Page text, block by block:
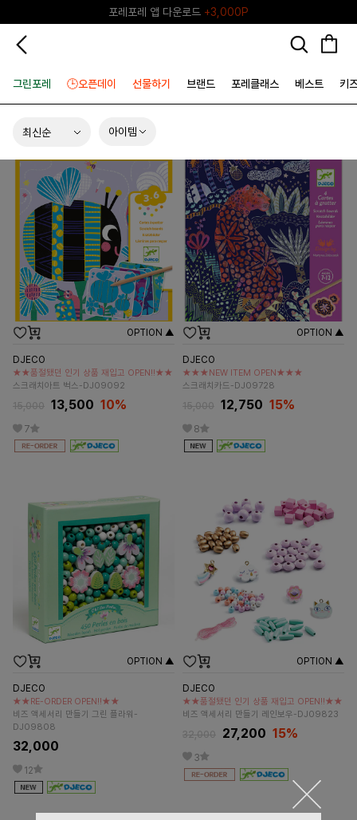
♥그린포레♥ 포레포레 공식 리세일 마켓
그린포레 🕒오픈데이 선물하기 브랜드 포레클래스 베스트 키
아이템
OPTION ▲
DJECO
★★품절됐던 인기 상품 재입고 OPEN!!★★
스크래치아트 벅스-DJ09092
15,000 13,500 10%
7
OPTION ▲
DJECO
★★★NEW ITEM OPEN★★★
스크래치카드-DJ09728
15,000 12,750 15%
8
OPTION ▲
DJECO
★★RE-ORDER OPEN!!★★
비즈 액세서리 만들기 그린 플라워-
DJ09808
32,000
12
OPTION ▲
DJECO
★★품절됐던 인기 상품 재입고 OPEN!!★★
비즈 액세서리 만들기 레인보우-DJ09823
32,000 27,200 15%
3